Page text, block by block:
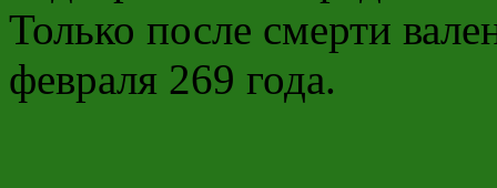
Только после смерти
февраля 269 года.